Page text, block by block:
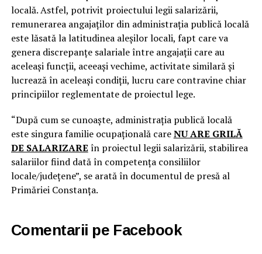
locală. Astfel, potrivit proiectului legii salarizării,
remunerarea angajaților din administrația publică locală
este lăsată la latitudinea aleșilor locali, fapt care va
genera discrepanțe salariale între angajații care au
aceleași funcții, aceeași vechime, activitate similară și
lucrează în aceleași condiții, lucru care contravine chiar
principiilor reglementate de proiectul lege.
“După cum se cunoaște, administrația publică locală
este singura familie ocupațională careNU ARE GRILĂ
DE SALARIZARE în proiectul legii salarizării, stabilirea
salariilor fiind dată în competența consiliilor
locale/județene”, se arată în documentul de presă al
Primăriei Constanța.
Comentarii pe Facebook